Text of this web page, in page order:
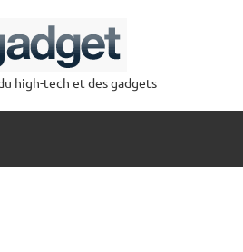
high-tech et des gadgets